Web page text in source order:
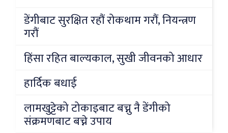
डेंगीबाट सुरक्षित रहौं रोकथाम गरौं, नियन्त्रण
गरौं
हिंसा रहित बाल्यकाल, सुखी जीवनको आधार
हार्दिक बधाई
लामखुट्टेको टोकाइबाट बच्नु नै डेंगीको
संक्रमणबाट बच्ने उपाय